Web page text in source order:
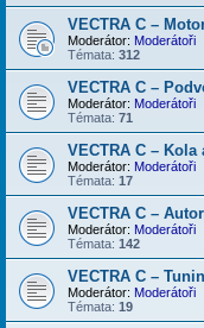
VECTRA C –
Moderátor: Moderátoři
Témata: 312
VECTRA C –
Moderátor: Moderátoři
Témata: 71
VECTRA C – Kola
Moderátor: Moderátoři
Témata: 17
VECTRA C –
Moderátor: Moderátoři
Témata: 142
VECTRA C –
Moderátor: Moderátoři
Témata: 19